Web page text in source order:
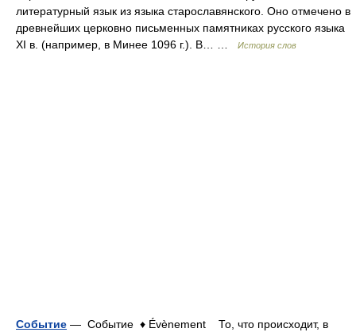
литературный язык из языка старославянского. Оно отмечено в
древнейших церковно письменных памятниках русского языка
XI в. (например, в Минее 1096 г.). В… …
История слов
Событие — Событие ♦ Évènement То, что происходит, в